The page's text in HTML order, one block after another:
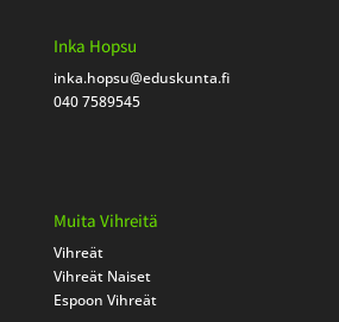
Inka Hopsu
inka.hopsu@eduskunta.fi
040 7589545
Muita Vihreitä
Vihreät
Vihreät Naiset
Espoon Vihreät